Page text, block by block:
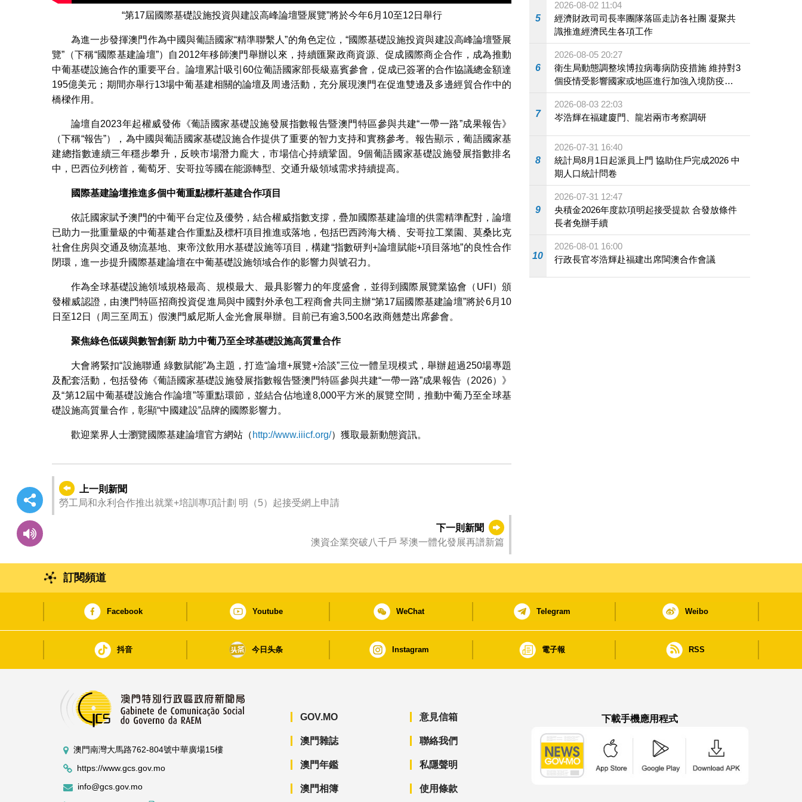
“第17屆國際基礎設施投資與建設高峰論壇暨展覽”將於今年6月10至12日舉行
為進一步發揮澳門作為中國與葡語國家“精準聯繫人”的角色定位，“國際基礎設施投資與建設高峰論壇暨展
覽”（下稱“國際基建論壇”）自2012年移師澳門舉辦以來，持續匯聚政商資源、促成國際商企合作，成為推動
中葡基礎設施合作的重要平台。論壇累計吸引60位葡語國家部長級嘉賓參會，促成已簽署的合作協議總金額達
195億美元；期間亦舉行13場中葡基建相關的論壇及周邊活動，充分展現澳門在促進雙邊及多邊經貿合作中的
橋樑作用。
論壇自2023年起權威發佈《葡語國家基礎設施發展指數報告暨澳門特區參與共建“一帶一路”成果報告》
（下稱“報告”），為中國與葡語國家基礎設施合作提供了重要的智力支持和實務參考。報告顯示，葡語國家基
建總指數連續三年穩步攀升，反映市場潛力龐大，市場信心持續鞏固。9個葡語國家基礎設施發展指數排名
中，巴西位列榜首，葡萄牙、安哥拉等國在能源轉型、交通升級領域需求持續提高。
國際基建論壇推進多個中葡重點標杆基建合作項目
依託國家賦予澳門的中葡平台定位及優勢，結合權威指數支撐，疊加國際基建論壇的供需精準配對，論壇
已助力一批重量級的中葡基建合作重點及標杆項目推進或落地，包括巴西跨海大橋、安哥拉工業園、莫桑比克
社會住房與交通及物流基地、東帝汶飲用水基礎設施等項目，構建“指數研判+論壇賦能+項目落地”的良性合作
閉環，進一步提升國際基建論壇在中葡基礎設施領域合作的影響力與號召力。
作為全球基礎設施領域規格最高、規模最大、最具影響力的年度盛會，並得到國際展覽業協會（UFI）頒
發權威認證，由澳門特區招商投資促進局與中國對外承包工程商會共同主辦“第17屆國際基建論壇”將於6月10
日至12日（周三至周五）假澳門威尼斯人金光會展舉辦。目前已有逾3,500名政商翹楚出席參會。
聚焦綠色低碳與數智創新 助力中葡乃至全球基礎設施高質量合作
大會將緊扣“設施聯通 綠數賦能”為主題，打造“論壇+展覽+洽談”三位一體呈現模式，舉辦超過250場專題
及配套活動，包括發佈《葡語國家基礎設施發展指數報告暨澳門特區參與共建“一帶一路”成果報告（2026）》
及“第12屆中葡基礎設施合作論壇”等重點環節，並結合佔地達8,000平方米的展覽空間，推動中葡乃至全球基
礎設施高質量合作，彰顯“中國建設”品牌的國際影響力。
歡迎業界人士瀏覽國際基建論壇官方網站（ http://www.iiicf.org/）獲取最新動態資訊。
上一則新聞
勞工局和永利合作推出就業+培訓專項計劃 明（5）起接受網上申請
下一則新聞
澳資企業突破八千戶 琴澳一體化發展再譜新篇
5
2026-08-02 11:04
經濟財政司司長率團隊落區走訪各社團 凝聚共
識推進經濟民生各項工作
6
2026-08-05 20:27
衛生局動態調整埃博拉病毒病防疫措施 維持對3
個疫情受影響國家或地區進行加強入境防疫措
施
7
2026-08-03 22:03
岑浩輝在福建廈門、龍岩兩市考察調研
8
2026-07-31 16:40
統計局8月1日起派員上門 協助住戶完成2026 中
期人口統計問卷
9
2026-07-31 12:47
央積金2026年度款項明起接受提款 合發放條件
長者免辦手續
10
2026-08-01 16:00
行政長官岑浩輝赴福建出席閩澳合作會議
訂閱頻道
Facebook Youtube WeChat Telegram Weibo
抖音 今日头条 Instagram 電子報 RSS
澳門南灣大馬路762-804號中華廣場15樓
https://www.gcs.gov.mo
info@gcs.gov.mo
GOV.MO
澳門雜誌
澳門年鑑
澳門相簿
意見信箱
聯絡我們
私隱聲明
使用條款
下載手機應用程式